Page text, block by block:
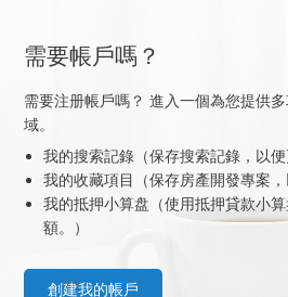
投資者關係
社會責任
關於渝太
需要帳戶嗎？
需要注册帳戶嗎？ 進入一個為您提供
域。
我的搜索記錄（保存搜索記錄，以便
我的收藏項目（保存房產開發專案，
我的抵押小算盘（使用抵押貸款小
額。）
創建我的帳戶